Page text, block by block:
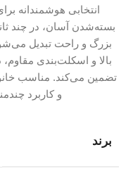
انتخابی هوشمندانه
بسته‌شدن آسان، در چند
بزرگ و راحت تبدیل
بالا و اسکلت‌بندی
تضمین می‌کند. مناسب
و کاربرد
برند